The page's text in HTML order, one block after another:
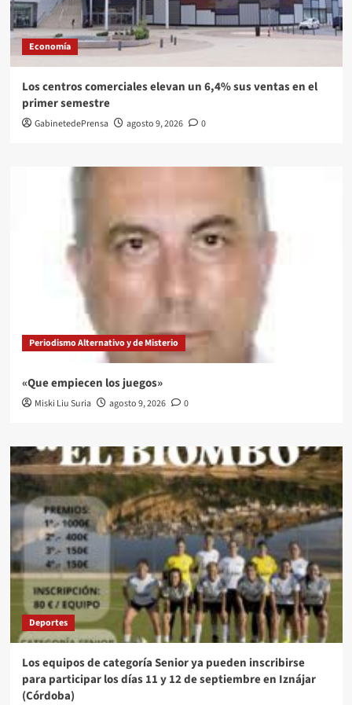
Economía
Los centros comerciales elevan un 6,4% sus ventas en el
primer semestre
GabinetedePrensa agosto 9, 2026 0
Periodismo Alternativo y de Misterio
«Que empiecen los juegos»
Miski Liu Suria agosto 9, 2026 0
Deportes
Los equipos de categoría Senior ya pueden inscribirse
para participar los días 11 y 12 de septiembre en Iznájar
(Córdoba)